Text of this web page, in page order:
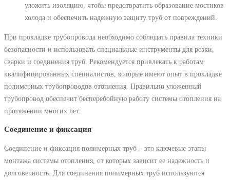
уложить изоляцию, чтобы предотвратить образование мостиков
холода и обеспечить надежную защиту труб от повреждений.
При прокладке трубопровода необходимо соблюдать правила техники
безопасности и использовать специальные инструменты для резки,
сварки и соединения труб. Рекомендуется привлекать к работам
квалифицированных специалистов, которые имеют опыт в прокладке
полимерных трубопроводов отопления. Правильно уложенный
трубопровод обеспечит бесперебойную работу системы отопления на
протяжении многих лет.
Соединение и фиксация
Соединение и фиксация полимерных труб – это ключевые этапы
монтажа системы отопления, от которых зависит ее надежность и
долговечность. Для соединения полимерных труб используются